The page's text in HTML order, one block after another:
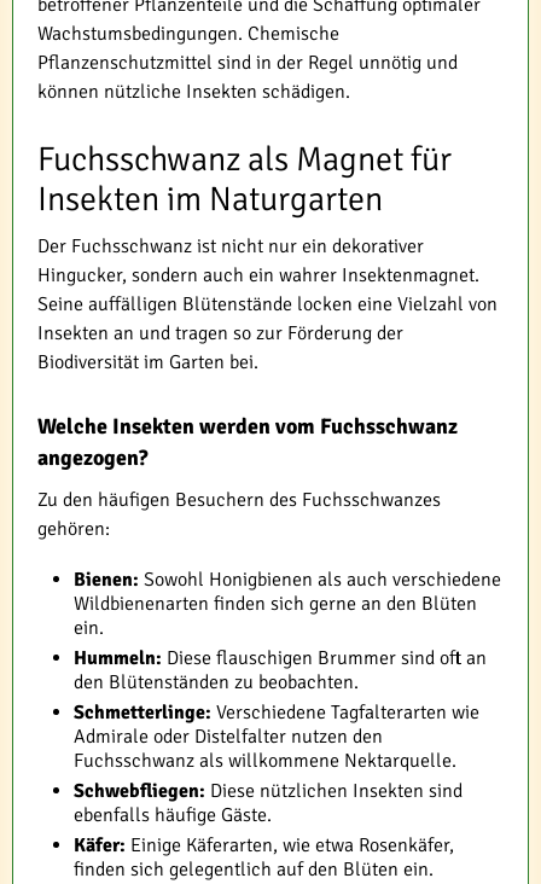
betroffener Pflanzenteile und die Schaffung optimaler
Wachstumsbedingungen. Chemische
Pflanzenschutzmittel sind in der Regel unnötig und
können nützliche Insekten schädigen.
Fuchsschwanz als Magnet für
Insekten im Naturgarten
Der Fuchsschwanz ist nicht nur ein dekorativer
Hingucker, sondern auch ein wahrer Insektenmagnet.
Seine auffälligen Blütenstände locken eine Vielzahl von
Insekten an und tragen so zur Förderung der
Biodiversität im Garten bei.
Welche Insekten werden vom Fuchsschwanz
angezogen?
Zu den häufigen Besuchern des Fuchsschwanzes
gehören:
Bienen: Sowohl Honigbienen als auch verschiedene
Wildbienenarten finden sich gerne an den Blüten
ein.
Hummeln: Diese flauschigen Brummer sind oft an
den Blütenständen zu beobachten.
Schmetterlinge: Verschiedene Tagfalterarten wie
Admirale oder Distelfalter nutzen den
Fuchsschwanz als willkommene Nektarquelle.
Schwebfliegen: Diese nützlichen Insekten sind
ebenfalls häufige Gäste.
Käfer: Einige Käferarten, wie etwa Rosenkäfer,
finden sich gelegentlich auf den Blüten ein.